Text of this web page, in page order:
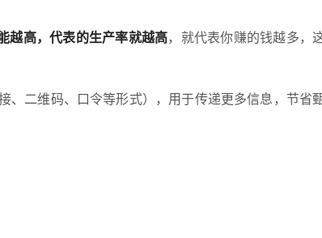
越高，代表的生产率就越高，就代表你赚的钱越多，
、二维码、口令等形式），用于传递更多信息，节省